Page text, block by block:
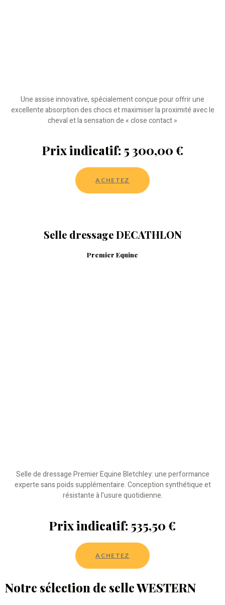
Une assise innovative, spécialement conçue pour offrir une
excellente absorption des chocs et maximiser la proximité avec le
cheval et la sensation de « close contact »
Prix indicatif: 5 300,00 €
ACHETEZ
Selle dressage DECATHLON
Premier Equine
Selle de dressage Premier Equine Bletchley: une performance
experte sans poids supplémentaire. Conception synthétique et
résistante à l’usure quotidienne.
Prix indicatif: 535,50 €
ACHETEZ
Notre sélection de selle WESTERN